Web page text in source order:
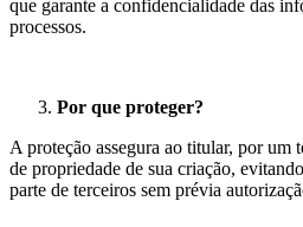
que garante a confidencialidade das
processos.
Por que proteger?
A proteção assegura ao titular, por um
de propriedade de sua criação,
parte de terceiros sem prévia